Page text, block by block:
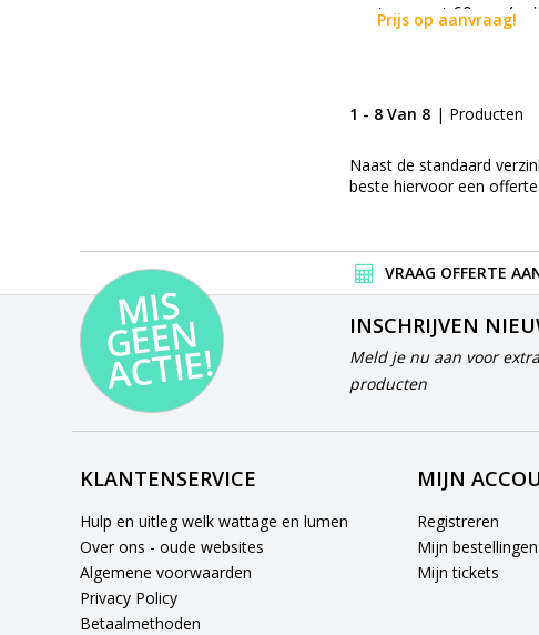
topmaat 60mm
Prijs op aanvraag!
1 - 8 Van 8 | Producten
Naast de standaard
beste hiervoor een
VRAAG OFFERTE
MI
S
G
E
E
N
A
C
TI
E!
INSCHRIJVEN
Meld je nu aan voor
producten
KLANTENSERVICE
Hulp en uitleg welk wattage en lumen
Over ons - oude websites
Algemene voorwaarden
Privacy Policy
Betaalmethoden
MIJN
Registreren
Mijn bestellingen
Mijn tickets